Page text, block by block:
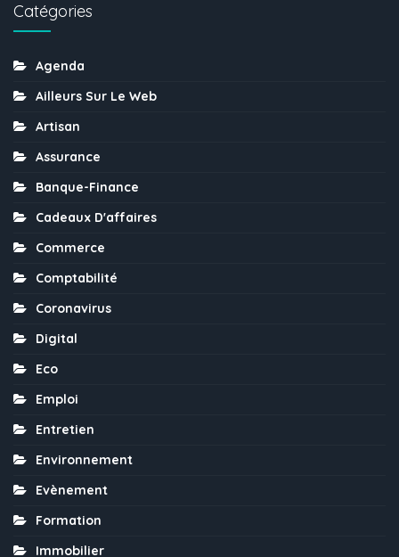
Catégories
Agenda
Ailleurs Sur Le Web
Artisan
Assurance
Banque-Finance
Cadeaux D'affaires
Commerce
Comptabilité
Coronavirus
Digital
Eco
Emploi
Entretien
Environnement
Evènement
Formation
Immobilier